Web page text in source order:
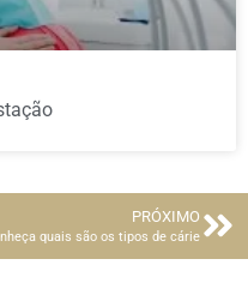
PRÓXIMO
quais são os tipos de cárie